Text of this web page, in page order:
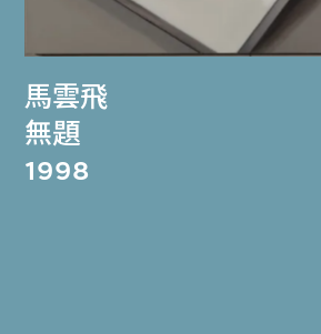
馬雲飛
無題
1998